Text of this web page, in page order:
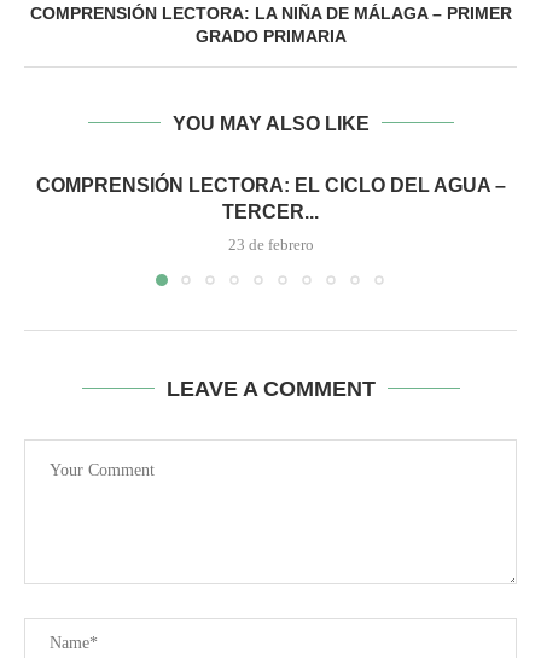
COMPRENSIÓN LECTORA: LA NIÑA DE MÁLAGA – PRIMER
GRADO PRIMARIA
YOU MAY ALSO LIKE
COMPRENSIÓN LECTORA: EL CICLO DEL AGUA –
TERCER...
23 de febrero
LEAVE A COMMENT